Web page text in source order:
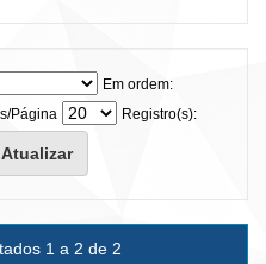
Em ordem:
Página
Registro(s):
1 a 2 de 2